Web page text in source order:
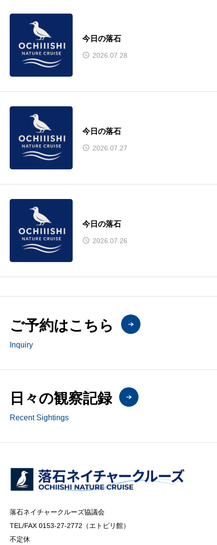
今日の落石
2026.07.28
今日の落石
2026.07.27
今日の落石
2026.07.26
ご予約はこちら
Inquiry
日々の観察記録
Recent Sightings
落石ネイチャークルーズ協議会
TEL/FAX 0153-27-2772（エトピリ館）
不定休